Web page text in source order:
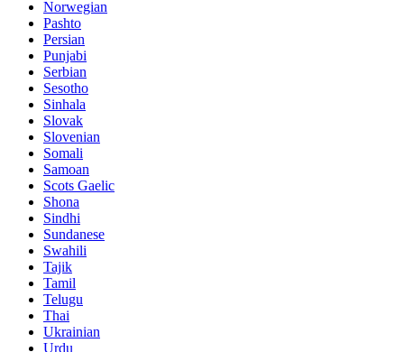
Norwegian
Pashto
Persian
Punjabi
Serbian
Sesotho
Sinhala
Slovak
Slovenian
Somali
Samoan
Scots Gaelic
Shona
Sindhi
Sundanese
Swahili
Tajik
Tamil
Telugu
Thai
Ukrainian
Urdu